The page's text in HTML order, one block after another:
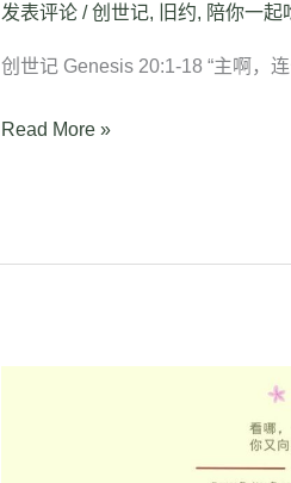
发表评论 /创世记, 旧约, 陪你一起
创世记 Genesis 20:1-18 “主啊，
Read More »